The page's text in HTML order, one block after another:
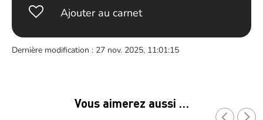
Ajouter au carnet
Dernière modification : 27 nov. 2025, 11:01:15
Vous aimerez aussi …